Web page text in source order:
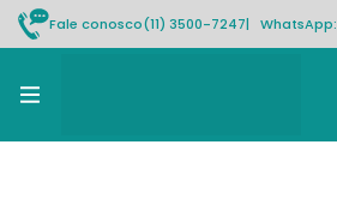
Fale conosco(11) 3500-7247| WhatsApp: